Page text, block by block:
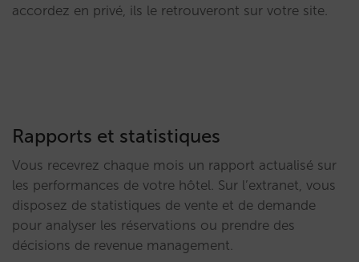
accordez en privé, ils le retrouveront sur votre site.
Rapports et statistiques
Vous recevrez chaque mois un rapport actualisé sur
les performances de votre hôtel. Sur l’extranet, vous
disposez de statistiques de vente et de demande
pour analyser les réservations ou prendre des
décisions de revenue management.